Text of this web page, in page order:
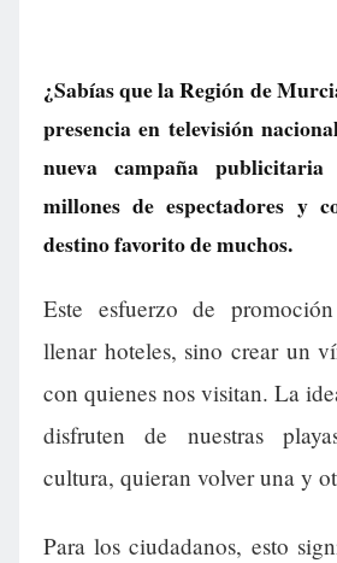
¿Sabías que la Región de
presencia en televisión
nueva campaña
millones de espectadores y
destino favorito de muchos.
Este esfuerzo de
llenar hoteles, sino crear un
con quienes nos visitan. La
disfruten de nuestras
cultura, quieran volver una y
Para los ciudadanos, esto